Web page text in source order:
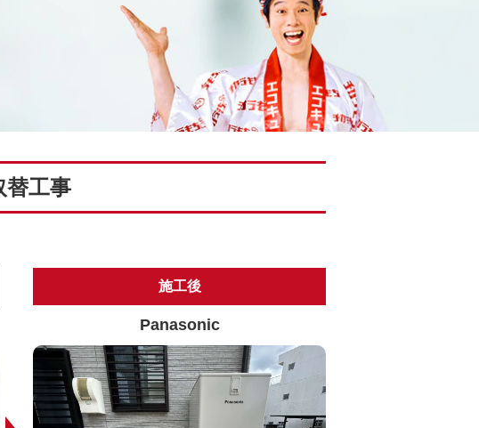
替工事
施工後
Panasonic